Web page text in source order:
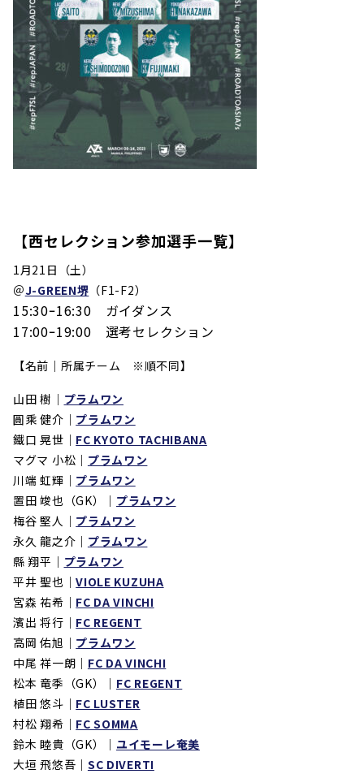
【西セレクション参加選手一覧】
1月21日（土）
＠J-GREEN堺 （F1-F2）
15:30ｰ16:30 ガイダンス
17:00ｰ19:00 選考セレクション
【名前｜所属チーム ※順不同】
山田 樹｜ プラムワン
圓乘 健介｜ プラムワン
鐵口 晃世｜ FC KYOTO TACHIBANA
マグマ 小松｜ プラムワン
川端 虹輝｜ プラムワン
置田 竣也（GK）｜ プラムワン
梅谷 堅人 ｜ プラムワン
永久 龍之介 ｜ プラムワン
縣 翔平｜ プラムワン
平井 聖也｜VIOLE KUZUHA
宮森 祐希｜ FC DA VINCHI
濱出 将行 ｜ FC REGENT
高岡 佑旭｜ プラムワン
中尾 祥一朗｜ FC DA VINCHI
松本 竜季（GK）｜ FC REGENT
植田 悠斗｜ FC LUSTER
村松 翔希｜ FC SOMMA
鈴木 睦貴（GK）｜ ユイモーレ奄美
大垣 飛悠吾｜ SC DIVERTI